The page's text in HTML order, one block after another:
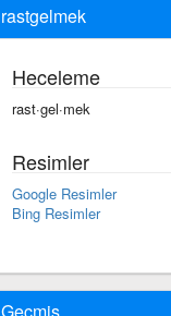
rastgelmek
Heceleme
rast·gel·mek
Resimler
Google Resimler
Bing Resimler
Geçmiş